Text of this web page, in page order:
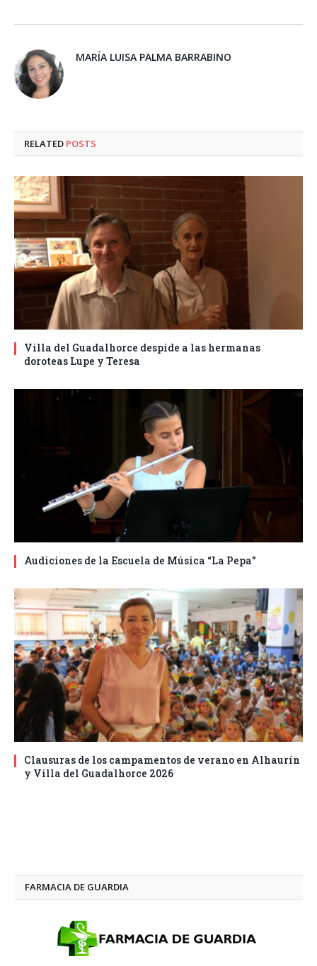
MARÍA LUISA PALMA BARRABINO
RELATED POSTS
Villa del Guadalhorce despide a las hermanas
doroteas Lupe y Teresa
Audiciones de la Escuela de Música “La Pepa”
Clausuras de los campamentos de verano en Alhaurín
y Villa del Guadalhorce 2026
FARMACIA DE GUARDIA